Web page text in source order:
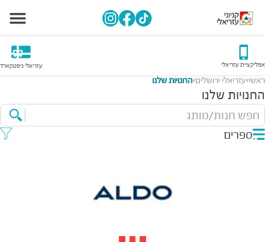
אפליקציית עזריאלי עזריאלי גיפטקארד
ראשי>עזריאלי ירושלים>החנויות שלנו
החנויות שלנו
חפש חנות/מותג
ספרים